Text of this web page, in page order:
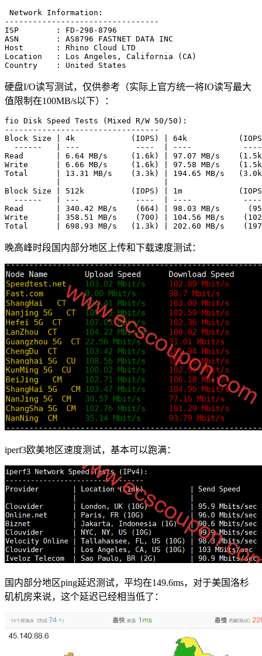
Network Information:
---------------------------------
ISP        : FD-298-8796
ASN        : AS8796 FASTNET DATA INC
Host       : Rhino Cloud LTD
Location   : Los Angeles, California (CA)
硬盘I/O读写测试，仅供参考（实际上官方统一将IO读写最大
值限制在100MB/s以下）：
fio Disk Speed Tests (Mixed R/W 50/50):
---------------------------------
Block Size | 4k            (IOPS) | 64k
------   | ---            ----  | ----
Read       | 6.64 MB/s     (1.6k) | 97.07 MB/s
Write      | 6.66 MB/s     (1.6k) | 97.58 MB/s
Total      | 13.31 MB/s    (3.3k) | 194.65 MB/s
Block Size | 512k          (IOPS) | 1m
------   | ---            ----  | ----
Read       | 340.42 MB/s    (664) | 98.03 MB/s
Write      | 358.51 MB/s    (700) | 104.56 MB/s
晚高峰时段国内部分地区上传和下载速度测试：
iperf3欧美地区速度测试，基本可以跑满：
国内部分地区ping延迟测试，平均在149.6ms，对于美国洛杉
矶机房来说，这个延迟已经相当低了：